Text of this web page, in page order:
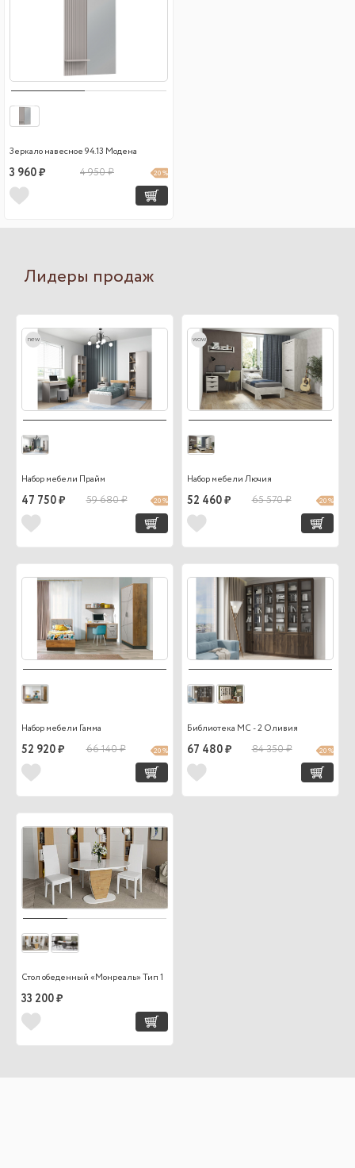
Зеркало навесное 94.13 Модена
3 960 ₽ 4 950 ₽ 20 %
Лидеры продаж
new
Набор мебели Прайм
47 750 ₽ 59 680 ₽ 20 %
wow
Набор мебели Лючия
52 460 ₽ 65 570 ₽ 20 %
Набор мебели Гамма
52 920 ₽ 66 140 ₽ 20 %
Библиотека МС - 2 Оливия
67 480 ₽ 84 350 ₽ 20 %
Стол обеденный «Монреаль» Тип 1
33 200 ₽